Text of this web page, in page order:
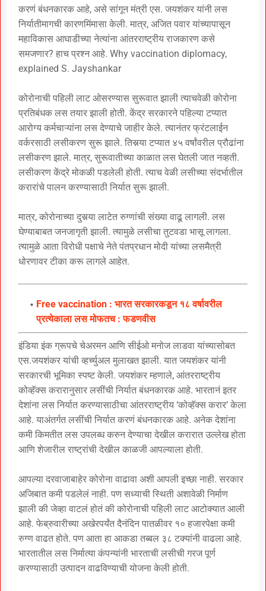
करणं बंधनकारक आहे, असे सांगून मंत्री एस. जयशंकर यांनी लस
निर्यातीमागची कारणमिंमासा केली. मात्र, अजित पवार यांच्यापासून
महाविकास आघाडीच्या नेत्यांना आंतरराष्ट्रीय राजकारण कसे
समजणार? हाच प्रश्न आहे. Why vaccination diplomacy,
explained S. Jayshankar
कोरोनाची पहिली लाट ओसरण्यास सुरूवात झाली त्याचवेळी कोरोना
प्रतिबंधक लस तयार झाली होती. केंद्र सरकारने पहिल्या टप्यात
आरोग्य कर्मचाऱ्यांना लस देण्याचे जाहीर केले. त्यानंतर फ्रंटलाईन
वर्करसाठी लसीकरण सुरू झाले. तिसर्‍या टप्यात ४५ वर्षांवरील प्रौढांना
लसीकरण झाले. मात्र, सुरूवातीच्या काळात लस घेतली जात नव्हती.
लसीकरण केंद्रे मोकळी पडलेली होती. त्याच वेळी लसीच्या संदर्भातील
करारांचे पालन करण्यासाठी निर्यात सुरू झाली.
मात्र, कोरोनाच्या दुसर्‍या लाटेत रुग्णांची संख्या वाढू लागली. लस
घेण्याबाबत जनजागृती झाली. त्यामुळे लसीचा तुटवडा भासू लागला.
त्यामुळे आता विरोधी पक्षाचे नेते पंतप्रधान मोदी यांच्या लसमैत्री
धोरणावर टीका करू लागले आहेत.
Free vaccination : भारत सरकारकडून १८ वर्षावरील
प्रत्येकाला लस मोफतच : फडणवीस
इंडिया इंक ग्रूपचे चेअरमन आणि सीईओ मनोज लाडवा यांच्यासोबत
एस.जयशंकर यांची व्हर्च्युअल मुलाखत झाली. यात जयशंकर यांनी
सरकारची भूमिका स्पष्ट केली. जयशंकर म्हणाले, आंतरराष्ट्रीय
कोव्हॅक्स करारानुसार लसींची निर्यात बंधनकारक आहे. भारतानं इतर
देशांना लस निर्यात करण्यासाठीचा आंतरराष्ट्रीय ‘कोव्हॅक्स करार’ केला
आहे. याअंतर्गत लसींची निर्यात करणं बंधनकारक आहे. अनेक देशांना
कमी किमतीत लस उपलब्ध करुन देण्याचा देखील करारात उल्लेख होता
आणि शेजारील राष्ट्रांची देखील काळजी आपल्याला होती.
आपल्या दरवाजाबाहेर कोरोना वाढावा अशी आपली इच्छा नाही. सरकार
अजिबात कमी पडलेलं नाही. पण सध्याची स्थिती अशावेळी निर्माण
झाली की जेव्हा वाटलं होतं की कोरोनाची पहिली लाट आटोक्यात आली
आहे. फेब्रुवारीच्या अखेरपर्यंत दैनंदिन पातळीवर १० हजारपेक्षा कमी
रुग्ण वाढत होते. पण आता हा आकडा तब्बल ३८ टक्यांनी वाढला आहे.
भारतातील लस निर्मात्या कंपन्यांनी भारताची लसीची गरज पूर्ण
करण्यासाठी उत्पादन वाढविण्याची योजना केली होती.